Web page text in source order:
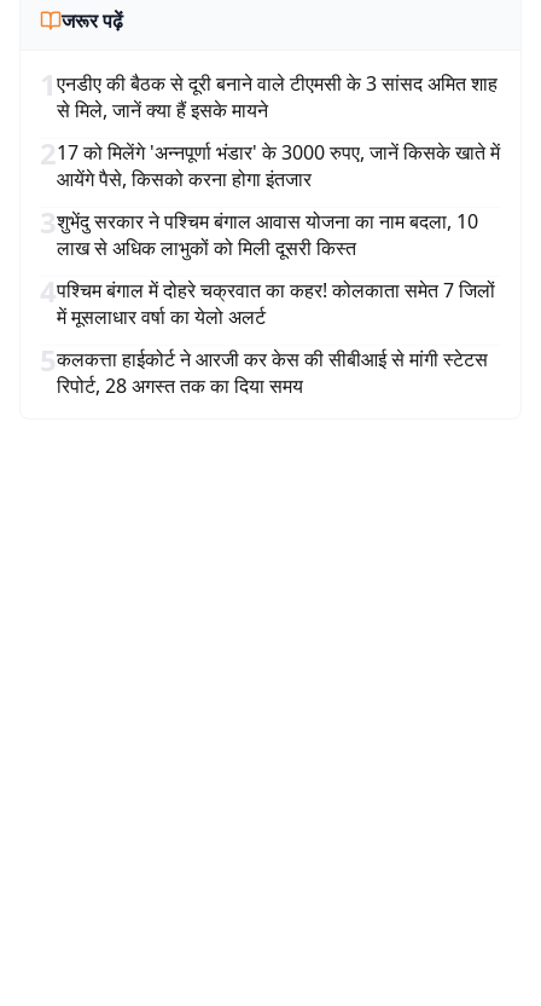
जरूर पढ़ें
1एनडीए की बैठक से दूरी बनाने वाले टीएमसी के 3 सांसद अमित शाह
से मिले, जानें क्या हैं इसके मायने
217 को मिलेंगे 'अन्नपूर्णा भंडार' के 3000 रुपए, जानें किसके खाते में
आयेंगे पैसे, किसको करना होगा इंतजार
3शुभेंदु सरकार ने पश्चिम बंगाल आवास योजना का नाम बदला, 10
लाख से अधिक लाभुकों को मिली दूसरी किस्त
4पश्चिम बंगाल में दोहरे चक्रवात का कहर! कोलकाता समेत 7 जिलों
में मूसलाधार वर्षा का येलो अलर्ट
5कलकत्ता हाईकोर्ट ने आरजी कर केस की सीबीआई से मांगी स्टेटस
रिपोर्ट, 28 अगस्त तक का दिया समय